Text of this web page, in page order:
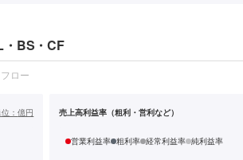
・BS・CF
ロー
位：億円 売上高利益率（粗利・営利など）
営業利益率 粗利率 経常利益率 純利益率